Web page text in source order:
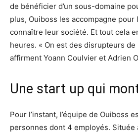
de bénéficier d’un sous-domaine
plus, Ouiboss les accompagne pour
connaître leur société. Et tout cela
heures. « On est des disrupteurs de
affirment Yoann Coulvier et Adrien
Une start up qui
Pour l’instant, l’équipe de Ouiboss
personnes dont 4 employés. Située